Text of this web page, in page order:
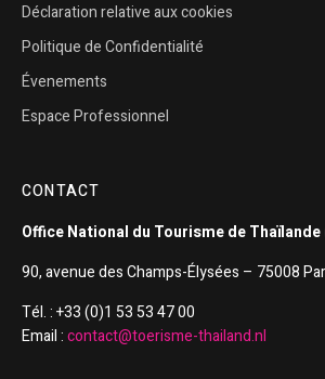
Déclaration relative aux cookies
Politique de Confidentialité
Évenements
Espace Professionnel
CONTACT
Office National du Tourisme de Thaïlande
90, avenue des Champs-Élysées – 75008
Tél. : +33 (0)1 53 53 47 00
Email :contact@toerisme-thailand.nl